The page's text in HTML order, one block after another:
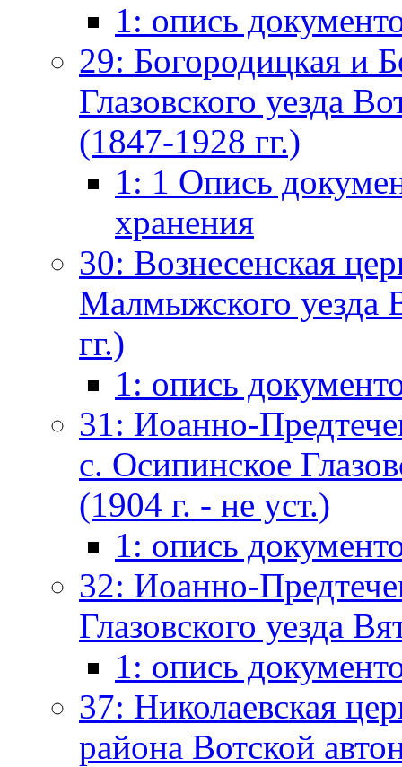
1: опись
29: Богородицкая и
Глазовского уезда
(1847-1928 гг.)
1: 1 Опись
хранения
30: Вознесенская
Малмыжского уезда
гг.)
1: опись
31: Иоанно-
с. Осипинское
(1904 г. - не уст.)
1: опись
32: Иоанно-
Глазовского уезда
1: опись
37: Николаевская
района Вотской